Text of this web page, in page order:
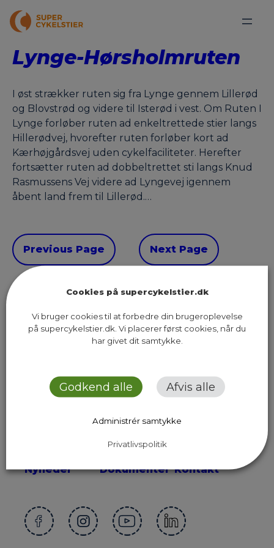
Lynge-Hørsholmruten
I øst strækker ruten sig fra Lynge gennem Lillerød
og Blovstrød og videre til Isterød i vest. Om Ruten I
Lynge forløber ruten ad enkeltrettede stier langs
Hillerødvej, hvorefter ruten forløber kort ad
Kærhøjgårdsvej uden cykelfaciliteter. Herefter
fortsætter ruten ad dobbeltrettet sti langs Knud
Rasmussens Vej videre ad Lyngevej igennem
åbent land frem til Lillerød.…
Previous Page Next Page
Sekretariatet for Supercykelstier
Nyheder
Presse
Dokumenter Kontakt
Cookies på supercykelstier.dk
Vi bruger cookies til at forbedre din brugeroplevelse
på supercykelstier.dk. Vi placerer først cookies, når du
har givet dit samtykke.
Godkend alle Afvis alle
Administrér samtykke
Privatlivspolitik